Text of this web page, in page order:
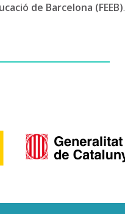
de Barcelona (FEEB).